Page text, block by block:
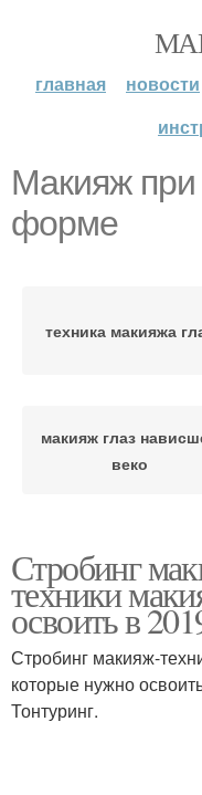
главная новости
Макияж при
форме
техника макияжа
макияж глаз
веко
Макияж в технике
Макияж без
Стробинг
техники
освоить в
Стробинг макияж-
которые нужно
Тонтуринг.